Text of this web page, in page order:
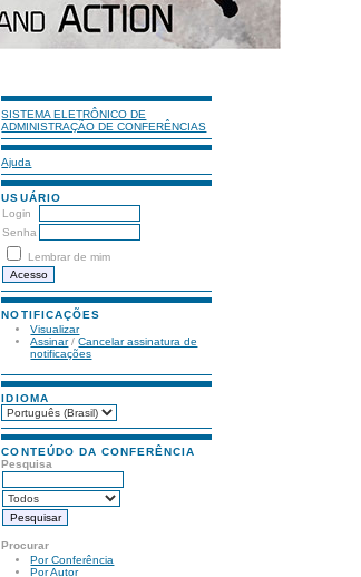
SISTEMA ELETRÔNICO DE
ADMINISTRAÇÃO DE CONFERÊNCIAS
Ajuda
USUÁRIO
Login
Senha
Lembrar de mim
NOTIFICAÇÕES
Visualizar
Assinar/Cancelar assinatura de
notificações
IDIOMA
CONTEÚDO DA CONFERÊNCIA
Pesquisa
Procurar
Por Conferência
Por Autor